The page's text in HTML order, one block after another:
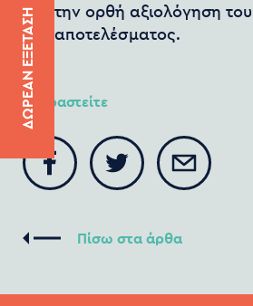
ΔΩΡΕΑΝ ΕΞΕΤΑΣΗ
την ορθή αξιολόγηση του
αποτελέσματος.
Μοιραστείτε